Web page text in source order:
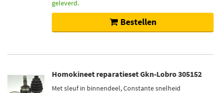
geleverd.
Bestellen
Homokineet reparatieset Gkn-Lobro 305152
Met sleuf in binnendeel, Constante snelheid